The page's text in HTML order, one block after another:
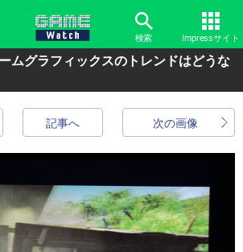
検索 Impressサイト
ムグラフィックスのトレンドはどうな
次の画像
記事へ